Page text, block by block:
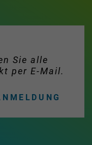
Sie alle
per E-Mail.